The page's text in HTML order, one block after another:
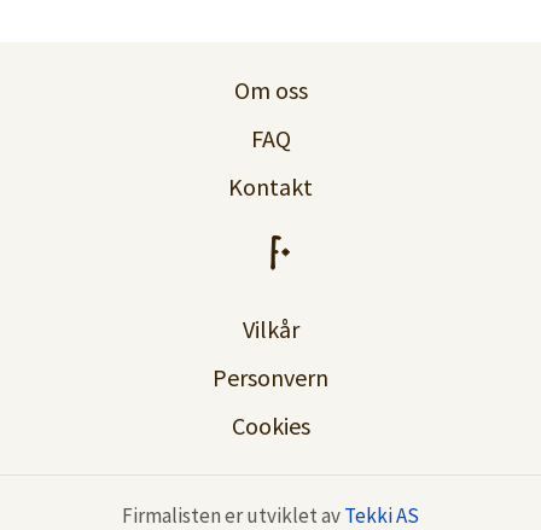
Om oss
FAQ
Kontakt
Vilkår
Personvern
Cookies
Firmalisten er utviklet avTekki AS